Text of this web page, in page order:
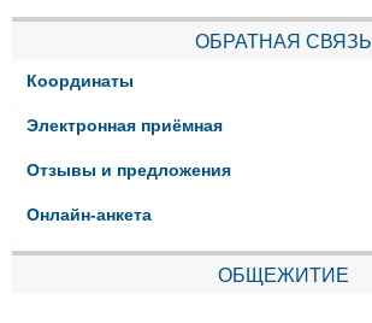
ОБРАТНАЯ СВЯЗЬ
Координаты
Электронная приёмная
Отзывы и предложения
Онлайн-анкета
ОБЩЕЖИТИЕ